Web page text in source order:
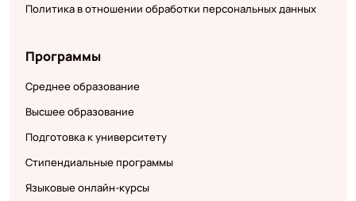
Политика в отношении обработки персональных данных
Программы
Среднее образование
Высшее образование
Подготовка к университету
Стипендиальные программы
Языковые онлайн-курсы